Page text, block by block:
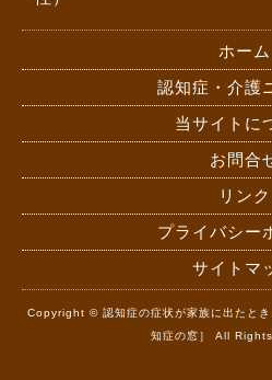
ホーム
認知症・介護
当サイトに
お問合
リンク
プライバシー
サイトマ
Copyright © 認知症の症状が家族に出たとき
知症の窓］ All